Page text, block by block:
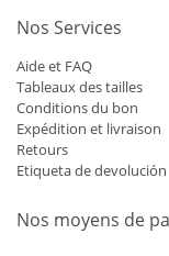
Nos Services
Aide et FAQ
Tableaux des tailles
Conditions du bon
Expédition et livraison
Retours
Etiqueta de devolución
Nos moyens de